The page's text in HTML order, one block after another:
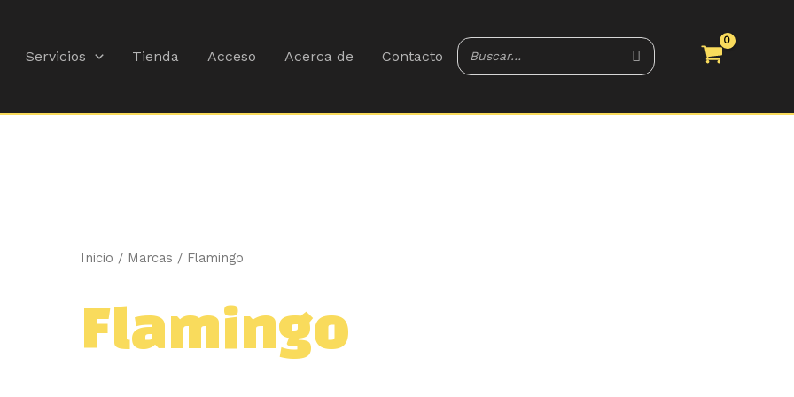
Servicios Tienda Acceso Acerca de Contacto
Inicio / Marcas / Flamingo
Flamingo